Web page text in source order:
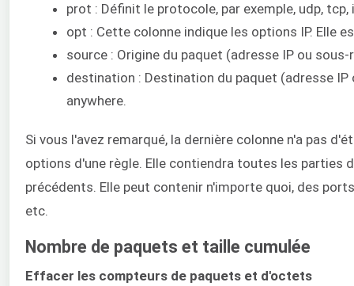
prot : Définit le protocole, par exemple, udp, tcp,
opt : Cette colonne indique les options IP. Elle
source : Origine du paquet (adresse IP ou
destination : Destination du paquet (adresse
anywhere.
Si vous l'avez remarqué, la dernière colonne n'a pas
options d'une règle. Elle contiendra toutes les parties
précédents. Elle peut contenir n'importe quoi, des
etc.
Nombre de paquets et taille cumulée
Effacer les compteurs de paquets et d'octets